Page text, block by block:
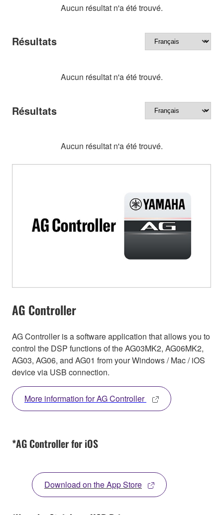
Aucun résultat n'a été trouvé.
Résultats
Aucun résultat n'a été trouvé.
Résultats
Aucun résultat n'a été trouvé.
AG Controller
AG Controller is a software application that allows you to
control the DSP functions of the AG03MK2, AG06MK2,
AG03, AG06, and AG01 from your Windows / Mac / iOS
device via USB connection.
More information for AG Controller
*AG Controller for iOS
Download on the App Store